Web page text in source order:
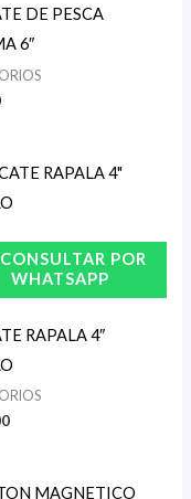
DE PESCA
6″
CONSULTAR POR
WHATSAPP
RAPALA 4″